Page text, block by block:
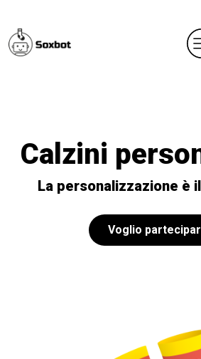
Calzini
La personalizzazione è
Voglio